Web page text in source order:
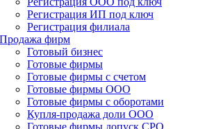
Регистрация ИП под ключ
Регистрация филиала
Продажа фирм
Готовый бизнес
Готовые фирмы
Готовые фирмы с счетом
Готовые фирмы OOO
Готовые фирмы с оборотами
Купля-продажа доли ООО
Готовые фирмы допуск СРО